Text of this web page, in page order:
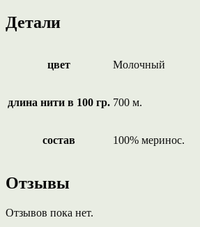
Детали
цвет Молочный
длина нити в 100 гр. 700 м.
состав 100% меринос.
Отзывы
Отзывов пока нет.